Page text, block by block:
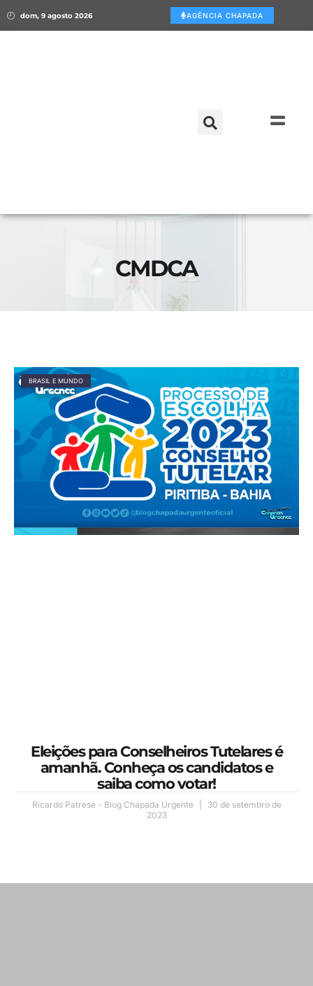
dom, 9 agosto 2026 AGÊNCIA CHAPADA
CMDCA
BRASIL E MUNDO
Eleições para Conselheiros Tutelares é
amanhã. Conheça os candidatos e
saiba como votar!
Ricardo Patrese - Blog Chapada Urgente
30 de setembro de
2023